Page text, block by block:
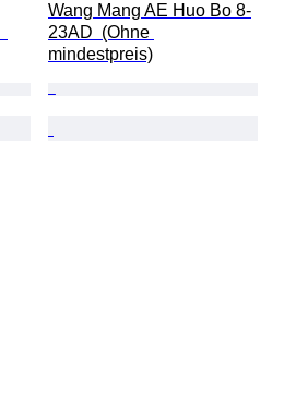
Wang Mang AE Huo Bo 8-
23AD  (Ohne
mindestpreis)